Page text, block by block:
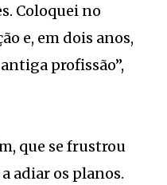
Coloquei no
e, em dois anos,
profissão”,
que se frustrou
adiar os planos.